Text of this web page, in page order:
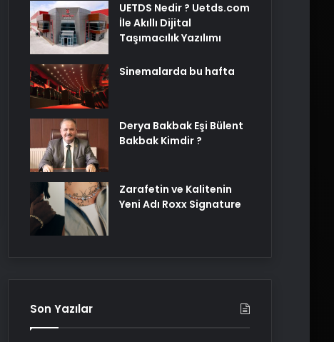
UETDS Nedir ? Uetds.com
İle Akıllı Dijital
Taşımacılık Yazılımı
Sinemalarda bu hafta
Derya Bakbak Eşi Bülent
Bakbak Kimdir ?
Zarafetin ve Kalitenin
Yeni Adı Roxx Signature
Son Yazılar